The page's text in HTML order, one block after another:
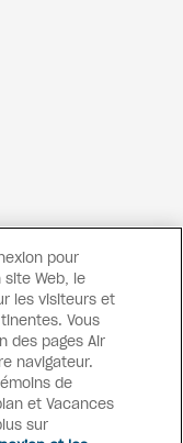
Pinterest
pour
Web, le
les visiteurs et
Vous
des pages Air
navigateur.
de
et Vacances
sur